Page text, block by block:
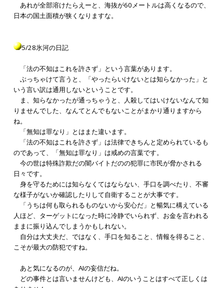
あれが全部溶けたらえーと、海抜が60メートルは高くなるので、
日本の国土面積が狭くなりますな。
5/28氷河の日記
「法の不知はこれを許さず」という言葉があります。
ぶっちゃけて言うと、「やったらいけないとは知らなかった」と
いう言い訳は通用しないということです。
ま、知らなかったが通っちゃうと、人殺してはいけないなんて知
りませんでした、なんてとんでもないことがまかり通りますから
ね。
「無知は罪なり」とはまた違います。
「法の不知はこれを許さず」は法律できちんと定められているも
のであって、「無知は罪なり」は戒めの言葉です。
今の世は特殊詐欺だの闇バイトだのの犯罪に市民が脅かされる
日々です。
身を守るためには知らなくてはならない、手口を調べたり、不審
な様子がないか確認したりして自衛することが大事です。
「うちは何も取られるものないから安心だ」と暢気に構えている
人ほど、ターゲットになった時に冷静でいられず、お金を言われる
ままに振り込んでしまうかもしれない。
自分は大丈夫だ、ではなく、手口を知ること、情報を得ること、
こそが最大の防犯ですね。
あと気になるのが、AIの妄信だね。
どの事件とは言いませんけども、AIのいうことはすべて正しくは